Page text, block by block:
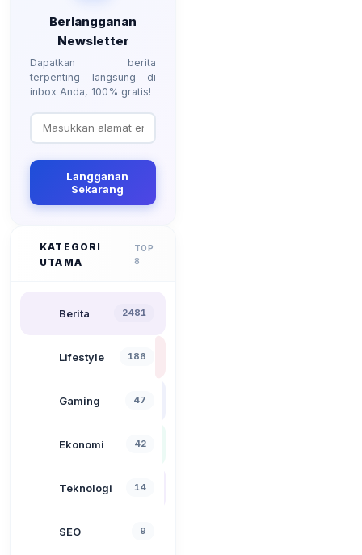
Berlangganan
Newsletter
Dapatkan berita
terpenting langsung di
inbox Anda, 100% gratis!
Langganan
Sekarang
KATEGORI
UTAMA
TOP
8
Berita 2481
Lifestyle 186
Gaming 47
Ekonomi 42
Teknologi 14
SEO 9